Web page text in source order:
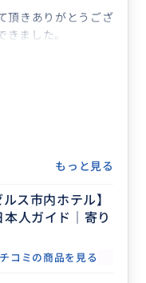
頂きありがとうござ
きました。
もっと見る
ス市内ホテル】
人ガイド｜寄り
コミの商品を見る